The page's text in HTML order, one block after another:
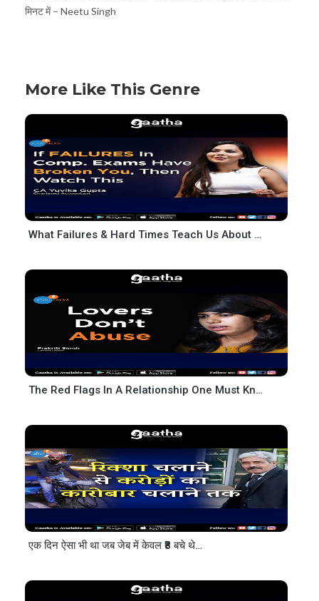
मिनट में – Neetu Singh
More Like This Genre
What Failures & Hard Times Teach Us About Success CA Yuvika Gupta Josh Talks
The Red Flags In A Relationship One Must Know – Prakriti Singh
एक दिन ऐसा भी था जब जेब में केवल ₹8 बचे थे…